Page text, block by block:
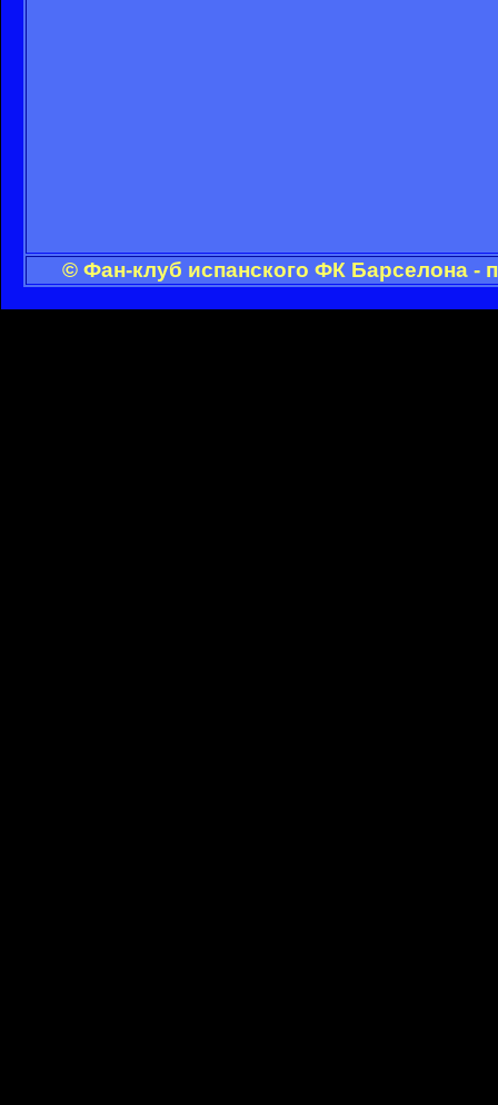
© Фан-клуб испанского ФК Барселона -